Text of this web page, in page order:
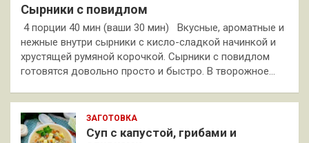
Сырники с повидлом
4 порции 40 мин (ваши 30 мин) Вкусные, ароматные и
нежные внутри сырники с кисло-сладкой начинкой и
хрустящей румяной корочкой. Сырники с повидлом
готовятся довольно просто и быстро. В творожное…
ЗАГОТОВКА
Суп с капустой, грибами и